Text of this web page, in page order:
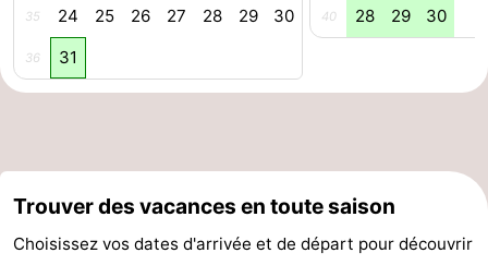
Médicales
Région
Zeeland
Veere
-
35 24 25 26 27 28 29 30
36 31
40 28 29 30
Trouver des vacances en toute saison
Choisissez vos dates d'arrivée et de départ pour découvrir